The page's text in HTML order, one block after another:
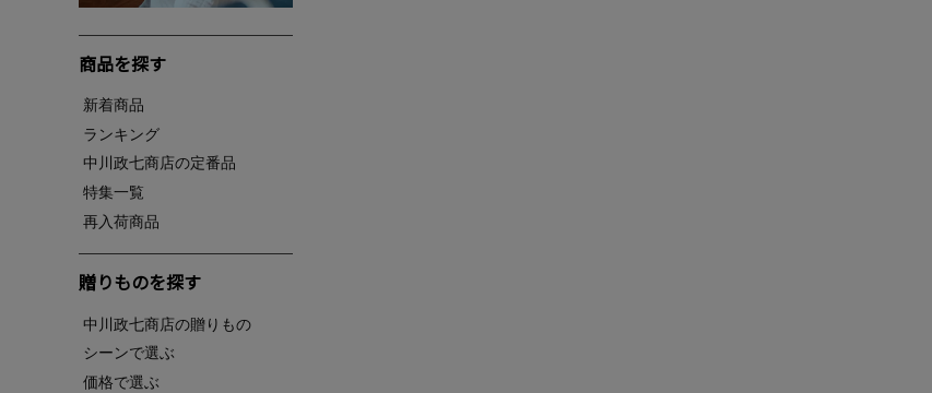
商品を探す
新着商品
ランキング
中川政七商店の定番品
特集一覧
再入荷商品
贈りものを探す
中川政七商店の贈りもの
シーンで選ぶ
価格で選ぶ